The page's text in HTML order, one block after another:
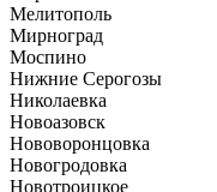
Мелитополь
Мирноград
Моспино
Нижние Серогозы
Николаевка
Новоазовск
Нововоронцовка
Новогродовка
Новотроицкое